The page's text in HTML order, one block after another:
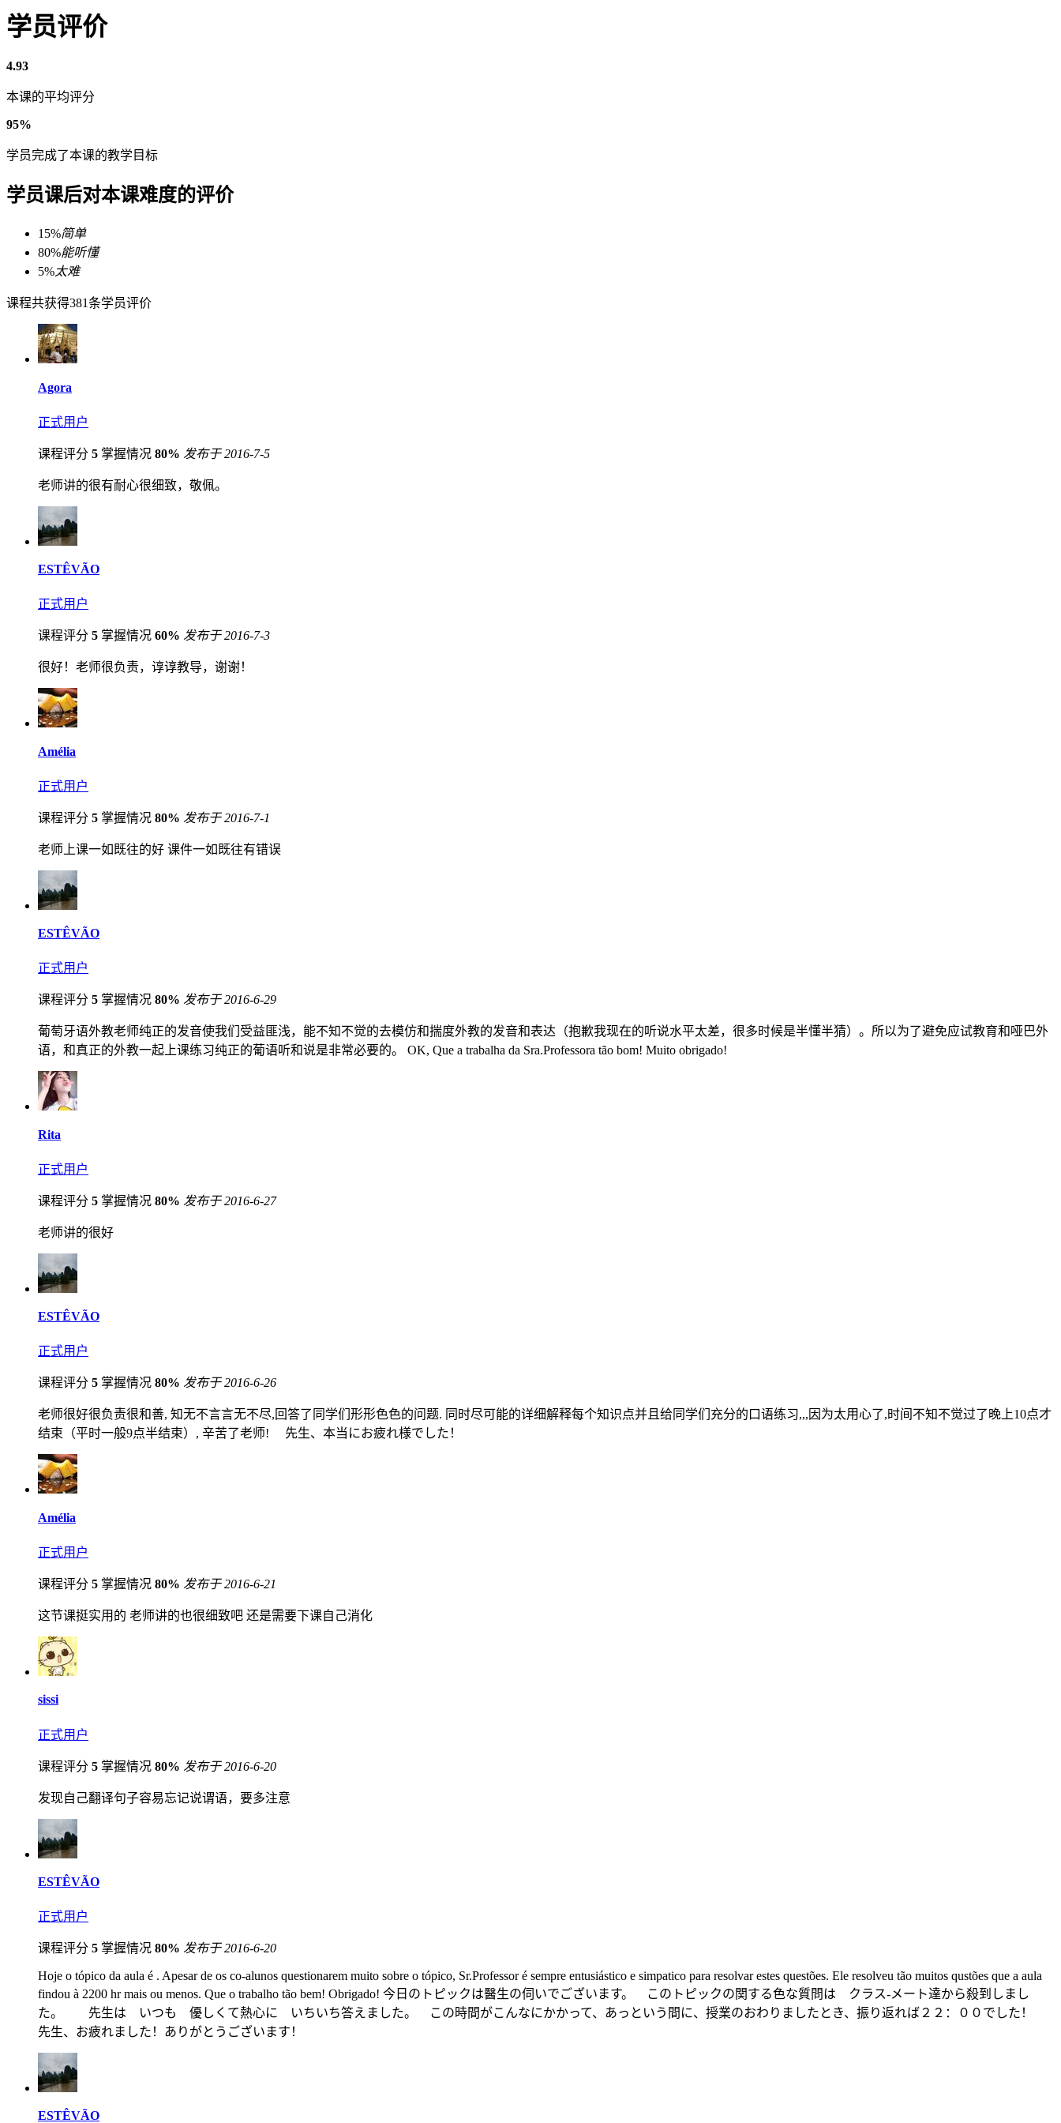
学员评价
4.93
本课的平均评分
95%
学员完成了本课的教学目标
学员课后对本课难度的评价
15%简单
80%能听懂
5%太难
课程共获得381条学员评价
Agora
正式用户
课程评分 5 掌握情况 80% 发布于 2016-7-5
老师讲的很有耐心很细致，敬佩。
ESTÊVÃO
正式用户
课程评分 5 掌握情况 60% 发布于 2016-7-3
很好！老师很负责，谆谆教导，谢谢！
Amélia
正式用户
课程评分 5 掌握情况 80% 发布于 2016-7-1
老师上课一如既往的好 课件一如既往有错误
ESTÊVÃO
正式用户
课程评分 5 掌握情况 80% 发布于 2016-6-29
葡萄牙语外教老师纯正的发音使我们受益匪浅，能不知不觉的去模仿和揣度外教的发音和表达（抱歉我现在的听说水平太差，很多时候是半懂半猜）。所以为了避免应试教育和哑巴外
语，和真正的外教一起上课练习纯正的葡语听和说是非常必要的。 OK, Que a trabalha da Sra.Professora tão bom! Muito obrigado!
Rita
正式用户
课程评分 5 掌握情况 80% 发布于 2016-6-27
老师讲的很好
ESTÊVÃO
正式用户
课程评分 5 掌握情况 80% 发布于 2016-6-26
老师很好很负责很和善, 知无不言言无不尽,回答了同学们形形色色的问题. 同时尽可能的详细解释每个知识点并且给同学们充分的口语练习,,,因为太用心了,时间不知不觉过了晚上10点才
结束（平时一般9点半结束）, 辛苦了老师! 先生、本当にお疲れ様でした！
Amélia
正式用户
课程评分 5 掌握情况 80% 发布于 2016-6-21
这节课挺实用的 老师讲的也很细致吧 还是需要下课自己消化
sissi
正式用户
课程评分 5 掌握情况 80% 发布于 2016-6-20
发现自己翻译句子容易忘记说谓语，要多注意
ESTÊVÃO
正式用户
课程评分 5 掌握情况 80% 发布于 2016-6-20
Hoje o tópico da aula é . Apesar de os co-alunos questionarem muito sobre o tópico, Sr.Professor é sempre entusiástico e simpatico para resolvar estes questões. Ele resolveu tão muitos qustões que a aula
findou à 2200 hr mais ou menos. Que o trabalho tão bem! Obrigado! 今日のトピックは醫生の伺いでございます。 このトピックの関する色な質問は クラス-メート達から殺到しまし
た。 先生は いつも 優しくて熱心に いちいち答えました。 この時間がこんなにかかって、あっという間に、授業のおわりましたとき、振り返れば２２：００でした！
先生、お疲れました！ありがとうございます！
ESTÊVÃO